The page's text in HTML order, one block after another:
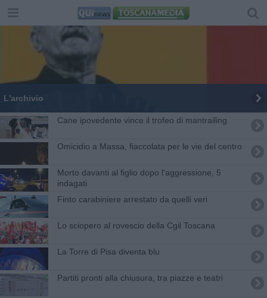
L'archivio
Cane ipovedente vince il trofeo di mantrailing
Omicidio a Massa, fiaccolata per le vie del centro
Morto davanti al figlio dopo l'aggressione, 5
indagati
Finto carabiniere arrestato da quelli veri
Lo sciopero al rovescio della Cgil Toscana
La Torre di Pisa diventa blu
Partiti pronti alla chiusura, tra piazze e teatri